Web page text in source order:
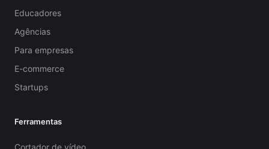
Educadores
Agências
Para empresas
E-commerce
Startups
Ferramentas
Cortador de vídeo